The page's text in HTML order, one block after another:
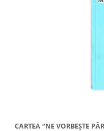
CARTEA “NE VORBEŞTE